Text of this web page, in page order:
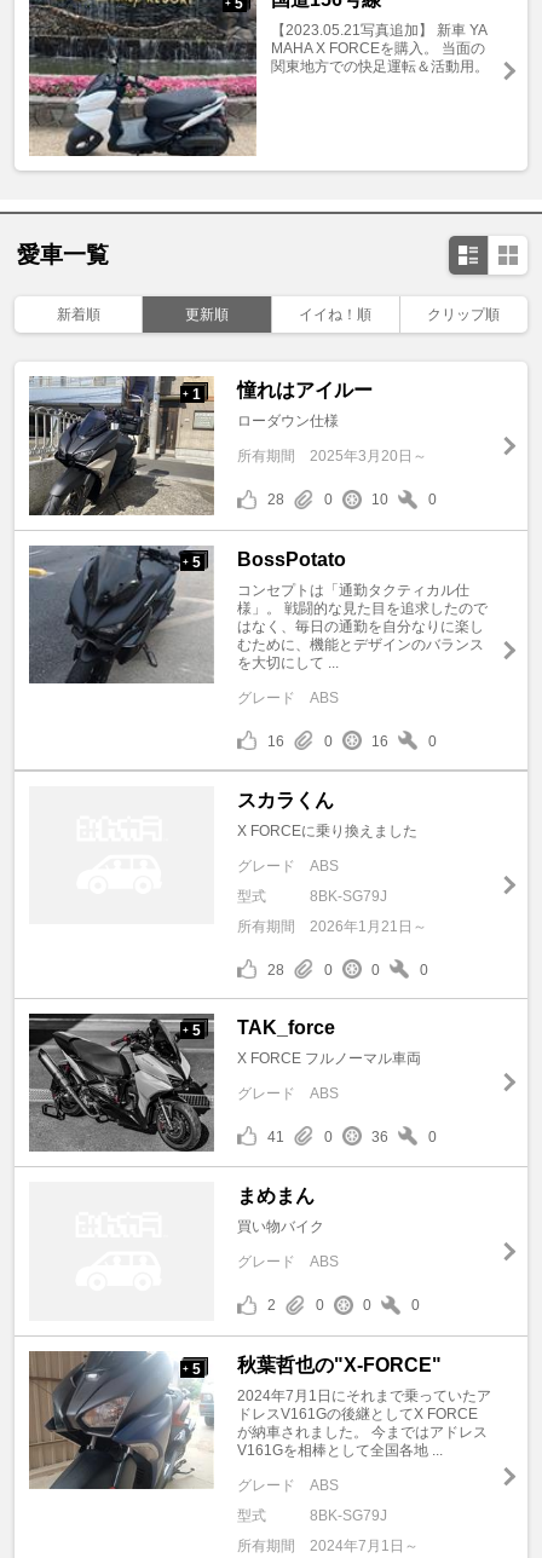
+ 5
【2023.05.21写真追加】 新車 YA
MAHA X FORCEを購入。 当面の
関東地方での快足運転＆活動用。
愛車一覧
新着順 更新順 イイね！順 クリップ順
+ 1 憧れはアイルー
ローダウン仕様
所有期間 2025年3月20日～
28 0 10 0
+ 5 BossPotato
コンセプトは「通勤タクティカル仕
様」。 戦闘的な見た目を追求したので
はなく、毎日の通勤を自分なりに楽し
むために、機能とデザインのバランス
を大切にして ...
グレード ABS
16 0 16 0
スカラくん
X FORCEに乗り換えました
グレード
ABS
型式
8BK-SG79J
所有期間
2026年1月21日～
28 0 0 0
+ 5 TAK_force
X FORCE フルノーマル車両
グレード ABS
41 0 36 0
まめまん
買い物バイク
グレード ABS
2 0 0 0
+ 5 秋葉哲也の"X-FORCE"
2024年7月1日にそれまで乗っていたア
ドレスV161Gの後継としてX FORCE
が納車されました。 今まではアドレス
V161Gを相棒として全国各地 ...
グレード
ABS
型式
8BK-SG79J
所有期間
2024年7月1日～